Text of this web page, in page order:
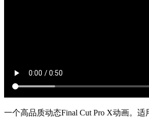
一个高品质动态Final Cut Pro X动画。